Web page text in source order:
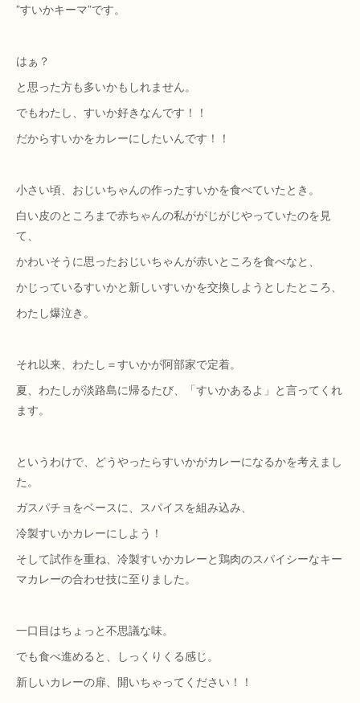
”すいかキーマ”です。
はぁ？
と思った方も多いかもしれません。
でもわたし、すいか好きなんです！！
だからすいかをカレーにしたいんです！！
小さい頃、おじいちゃんの作ったすいかを食べていたとき。
白い皮のところまで赤ちゃんの私ががじがじやっていたのを見
て、
かわいそうに思ったおじいちゃんが赤いところを食べなと、
かじっているすいかと新しいすいかを交換しようとしたところ、
わたし爆泣き。
それ以来、わたし＝すいかが阿部家で定着。
夏、わたしが淡路島に帰るたび、「すいかあるよ」と言ってくれ
ます。
というわけで、どうやったらすいかがカレーになるかを考えまし
た。
ガスパチョをベースに、スパイスを組み込み、
冷製すいかカレーにしよう！
そして試作を重ね、冷製すいかカレーと鶏肉のスパイシーなキー
マカレーの合わせ技に至りました。
一口目はちょっと不思議な味。
でも食べ進めると、しっくりくる感じ。
新しいカレーの扉、開いちゃってください！！